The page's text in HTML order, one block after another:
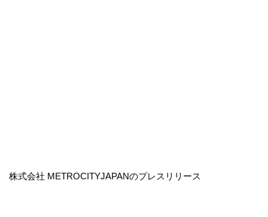
株式会社 METROCITYJAPANのプレスリリース